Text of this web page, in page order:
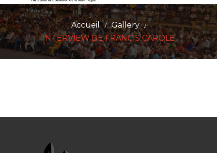
Accueil / Gallery /
INTERVIEW DE FRANCIS CAROLE